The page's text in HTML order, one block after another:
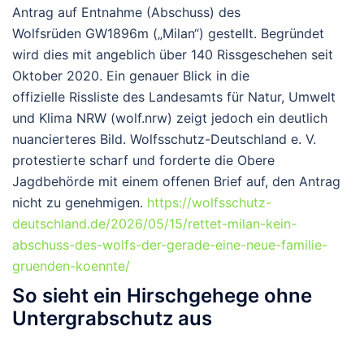
Antrag auf Entnahme (Abschuss) des
Wolfsrüden GW1896m („Milan“) gestellt. Begründet
wird dies mit angeblich über 140 Rissgeschehen seit
Oktober 2020. Ein genauer Blick in die
offizielle Rissliste des Landesamts für Natur, Umwelt
und Klima NRW (wolf.nrw) zeigt jedoch ein deutlich
nuancierteres Bild. Wolfsschutz-Deutschland e. V.
protestierte scharf und forderte die Obere
Jagdbehörde mit einem offenen Brief auf, den Antrag
nicht zu genehmigen. https://wolfsschutz-
deutschland.de/2026/05/15/rettet-milan-kein-
abschuss-des-wolfs-der-gerade-eine-neue-familie-
gruenden-koennte/
So sieht ein Hirschgehege ohne
Untergrabschutz aus